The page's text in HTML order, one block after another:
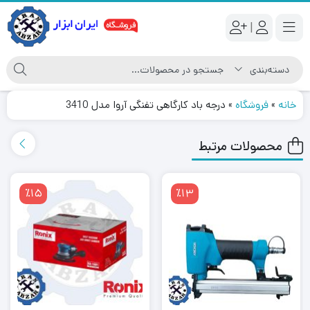
|
خانه »فروشگاه » درجه باد کارگاهی تفنگی آروا مدل 3410
محصولات مرتبط
٪13 ٪15